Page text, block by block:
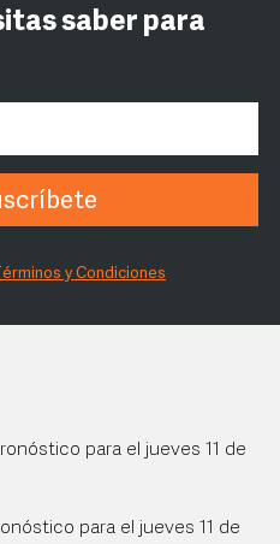
saber para
Términos y Condiciones
para el jueves 11 de
para el jueves 11 de